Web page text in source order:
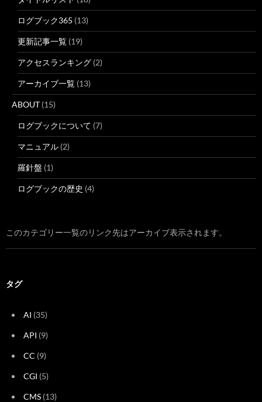
ログブック365 (13)
更新記事一覧 (19)
アクセスランキング (2)
アーカイブ一覧 (13)
ABOUT (15)
ログブックについて (7)
マニュアル (2)
羅針盤 (1)
ログブックの歴史 (4)
このカテゴリー一覧のリンク先はアーカイブ表示されます。
タグ
AI (35)
API (9)
CC (9)
CGI (5)
CMS (13)